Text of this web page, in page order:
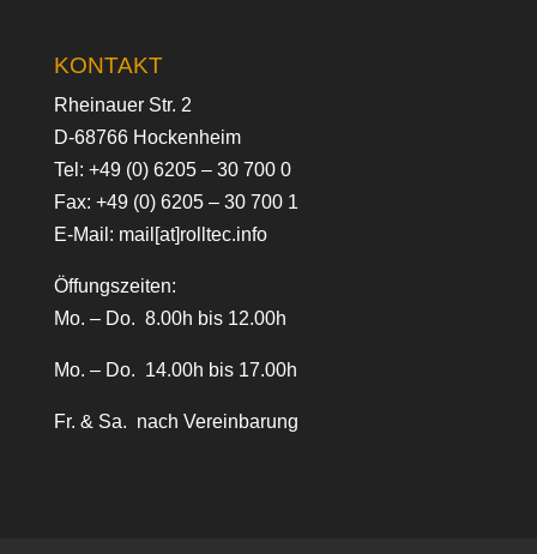
KONTAKT
Rheinauer Str. 2
D-68766 Hockenheim
Tel: +49 (0) 6205 – 30 700 0
Fax: +49 (0) 6205 – 30 700 1
E-Mail: mail[at]rolltec.info
Öffungszeiten:
Mo. – Do. 8.00h bis 12.00h
Mo. – Do. 14.00h bis 17.00h
Fr. & Sa. nach Vereinbarung